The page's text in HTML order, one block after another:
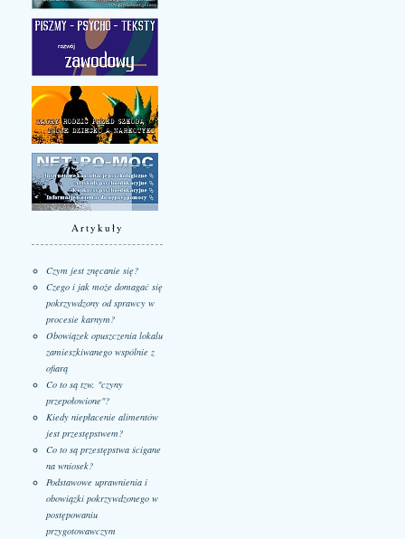
Artykuły
Czym jest znęcanie się?
Czego i jak może domagać się
pokrzywdzony od sprawcy w
procesie karnym?
Obowiązek opuszczenia lokalu
zamieszkiwanego wspólnie z
ofiarą
Co to są tzw. "czyny
przepołowione"?
Kiedy niepłacenie alimentów
jest przestępstwem?
Co to są przestępstwa ścigane
na wniosek?
Podstawowe uprawnienia i
obowiązki pokrzywdzonego w
postępowaniu
przygotowawczym